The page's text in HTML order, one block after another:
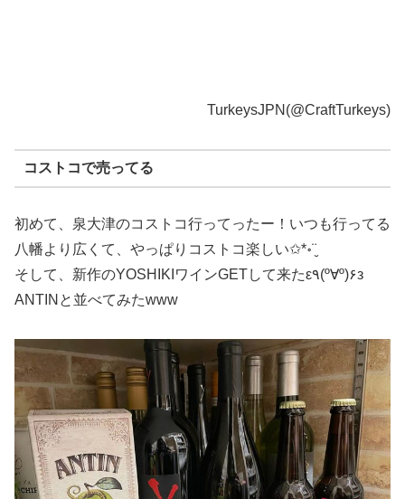
TurkeysJPN(@CraftTurkeys)
コストコで売ってる
初めて、泉大津のコストコ行ってったー！いつも行ってる
八幡より広くて、やっぱりコストコ楽しい✩*॰¨̮
そして、新作のYOSHIKIワインGETして来たε٩(º∀º)۶з
ANTINと並べてみたwww